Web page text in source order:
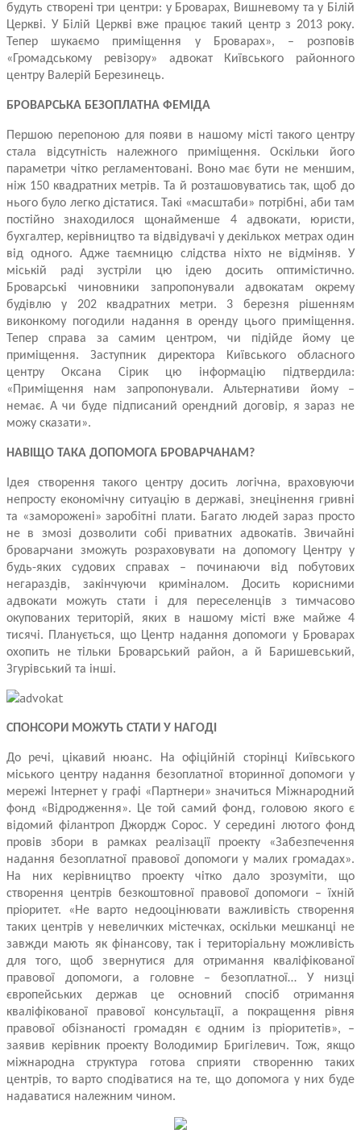
будуть створені три центри: у Броварах, Вишневому та у Білій
Церкві. У Білій Церкві вже працює такий центр з 2013 року.
Тепер шукаємо приміщення у Броварах», – розповів
«Громадському ревізору» адвокат Київського районного
центру Валерій Березинець.
БРОВАРСЬКА БЕЗОПЛАТНА ФЕМІДА
Першою перепоною для появи в нашому місті такого центру
стала відсутність належного приміщення. Оскільки його
параметри чітко регламентовані. Воно має бути не меншим,
ніж 150 квадратних метрів. Та й розташовуватись так, щоб до
нього було легко дістатися. Такі «масштаби» потрібні, аби там
постійно знаходилося щонайменше 4 адвокати, юристи,
бухгалтер, керівництво та відвідувачі у декількох метрах один
від одного. Адже таємницю слідства ніхто не відміняв. У
міській раді зустріли цю ідею досить оптимістично.
Броварські чиновники запропонували адвокатам окрему
будівлю у 202 квадратних метри. 3 березня рішенням
виконкому погодили надання в оренду цього приміщення.
Тепер справа за самим центром, чи підійде йому це
приміщення. Заступник директора Київського обласного
центру Оксана Сірик цю інформацію підтвердила:
«Приміщення нам запропонували. Альтернативи йому –
немає. А чи буде підписаний орендний договір, я зараз не
можу сказати».
НАВІЩО ТАКА ДОПОМОГА БРОВАРЧАНАМ?
Ідея створення такого центру досить логічна, враховуючи
непросту економічну ситуацію в державі, знецінення гривні
та «заморожені» заробітні плати. Багато людей зараз просто
не в змозі дозволити собі приватних адвокатів. Звичайні
броварчани зможуть розраховувати на допомогу Центру у
будь-яких судових справах – починаючи від побутових
негараздів, закінчуючи криміналом. Досить корисними
адвокати можуть стати і для переселенців з тимчасово
окупованих територій, яких в нашому місті вже майже 4
тисячі. Планується, що Центр надання допомоги у Броварах
охопить не тільки Броварський район, а й Баришевський,
Згурівський та інші.
СПОНСОРИ МОЖУТЬ СТАТИ У НАГОДІ
До речі, цікавий нюанс. На офіційній сторінці Київського
міського центру надання безоплатної вторинної допомоги у
мережі Інтернет у графі «Партнери» значиться Міжнародний
фонд «Відродження». Це той самий фонд, головою якого є
відомий філантроп Джордж Сорос. У середині лютого фонд
провів збори в рамках реалізації проекту «Забезпечення
надання безоплатної правової допомоги у малих громадах».
На них керівництво проекту чітко дало зрозуміти, що
створення центрів безкоштовної правової допомоги – їхній
пріоритет. «Не варто недооцінювати важливість створення
таких центрів у невеличких містечках, оскільки мешканці не
завжди мають як фінансову, так і територіальну можливість
для того, щоб звернутися для отримання кваліфікованої
правової допомоги, а головне – безоплатної… У низці
європейських держав це основний спосіб отримання
кваліфікованої правової консультації, а покращення рівня
правової обізнаності громадян є одним із пріоритетів», –
заявив керівник проекту Володимир Бригілевич. Тож, якщо
міжнародна структура готова сприяти створенню таких
центрів, то варто сподіватися на те, що допомога у них буде
надаватися належним чином.